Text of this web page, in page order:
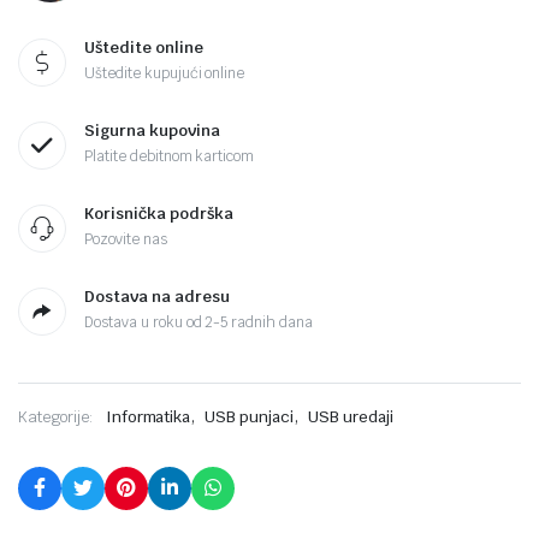
Uštedite online
Uštedite kupujući online
Sigurna kupovina
Platite debitnom karticom
Korisnička podrška
Pozovite nas
Dostava na adresu
Dostava u roku od 2-5 radnih dana
Kategorije: Informatika, USB punjaci, USB uredaji